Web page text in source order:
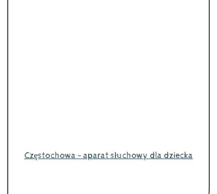
Częstochowa - aparat słuchowy dla dziecka